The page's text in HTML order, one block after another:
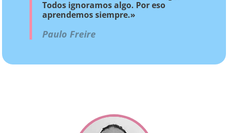
Todos ignoramos algo. Por eso
aprendemos siempre.»
Paulo Freire